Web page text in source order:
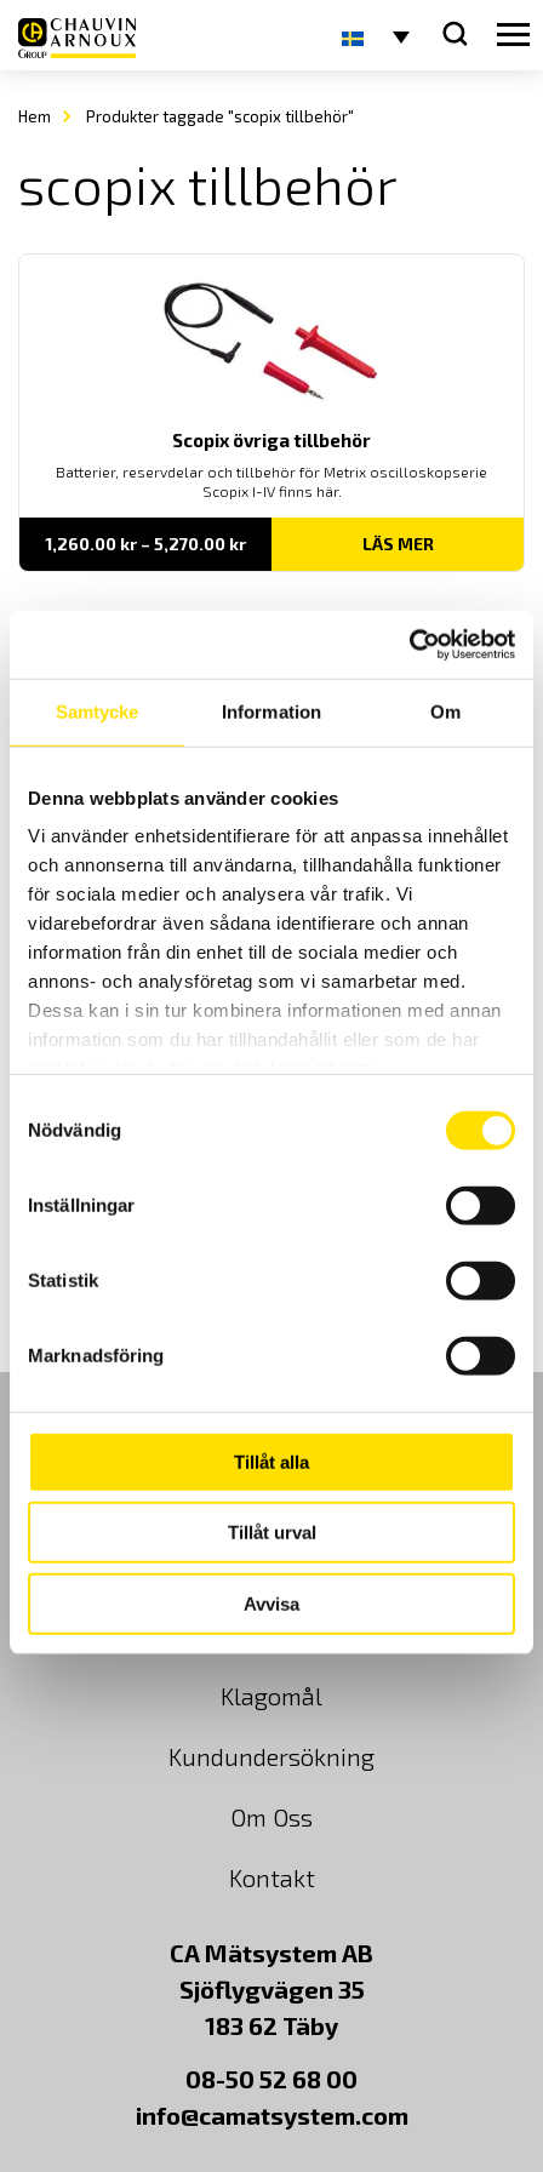
Samtycke Information Om
Denna webbplats använder cookies
Vi använder enhetsidentifierare för att anpassa innehållet
och annonserna till användarna, tillhandahålla funktioner
för sociala medier och analysera vår trafik. Vi
vidarebefordrar även sådana identifierare och annan
information från din enhet till de sociala medier och
annons- och analysföretag som vi samarbetar med.
Dessa kan i sin tur kombinera informationen med annan
information som du har tillhandahållit eller som de har
Nödvändig
Inställningar
Statistik
Marknadsföring
Tillåt alla
Tillåt urval
Avvisa
Hem Produkter taggade "scopix tillbehör"
scopix tillbehör
Scopix övriga tillbehör
Batterier, reservdelar och tillbehör för Metrix oscilloskopserie
Scopix I-IV finns här.
1,260.00 kr – 5,270.00 krPrisintervall:
till
LÄS MER
Scopix & CA922 – CA942 tillbehör för kommunikation
PC mjukvara SX-Metro för att kommunicera med Chauvin-Arnoux
och Metrix handhållna 2- och 4-kanals oscilloskop.
LÄS MER
Prober för Metrix oscilloskopserie Scopix I-IV finns här.
GDPR
Köpvillkor
Cookies
Klagomål
Kundundersökning
Om Oss
Kontakt
CA Mätsystem AB
Sjöflygvägen 35
183 62 Täby
08-50 52 68 00
info@camatsystem.com